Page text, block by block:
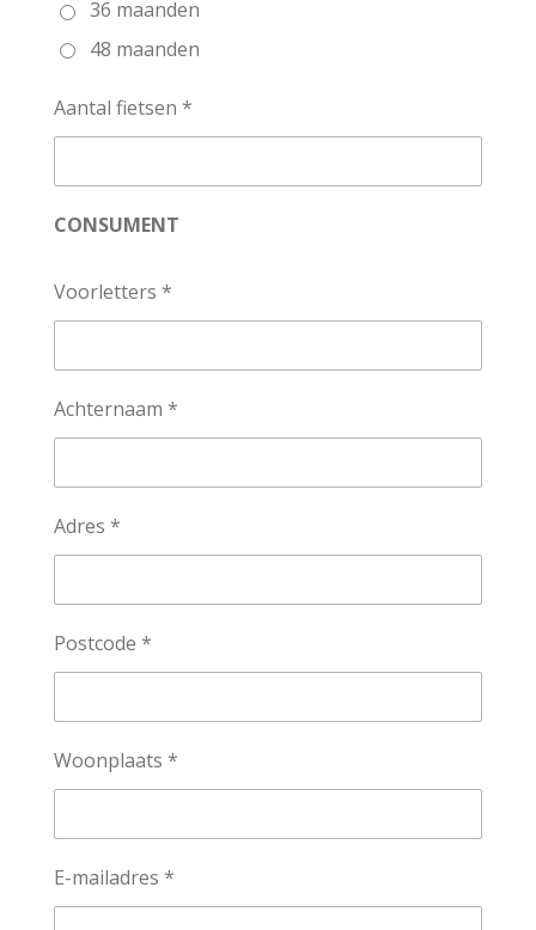
36 maanden
48 maanden
Aantal fietsen *
CONSUMENT
Voorletters *
Achternaam *
Adres *
Postcode *
Woonplaats *
E-mailadres *